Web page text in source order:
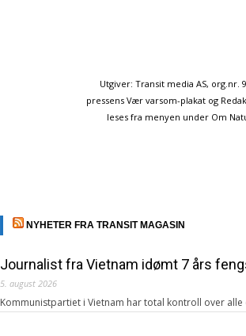
Utgiver: Transit media AS,
pressens Vær varsom-plakat og
leses fra menyen under Om
NYHETER FRA TRANSIT MAGASIN
Journalist fra Vietnam idømt 7 års
5. august 2026
Kommunistpartiet i Vietnam har total kontroll over
Årsabonnement, Månedsabonnement eller 24-